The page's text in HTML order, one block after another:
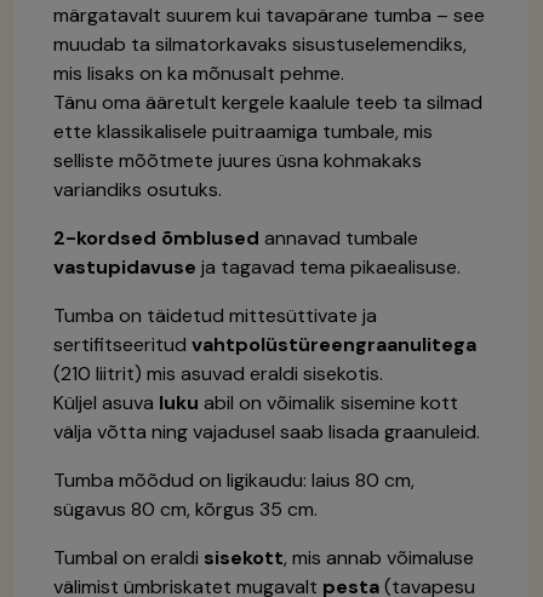
märgatavalt suurem kui tavapärane tumba – see
muudab ta silmatorkavaks sisustuselemendiks,
mis lisaks on ka mõnusalt pehme.
Tänu oma ääretult kergele kaalule teeb ta silmad
ette klassikalisele puitraamiga tumbale, mis
selliste mõõtmete juures üsna kohmakaks
variandiks osutuks.
2-kordsed õmblused annavad tumbale
vastupidavuse ja tagavad tema pikaealisuse.
Tumba on täidetud mittesüttivate ja
sertifitseeritud vahtpolüstüreengraanulitega
(210 liitrit) mis asuvad eraldi sisekotis.
Küljel asuva luku abil on võimalik sisemine kott
välja võtta ning vajadusel saab lisada graanuleid.
Tumba mõõdud on ligikaudu: laius 80 cm,
sügavus 80 cm, kõrgus 35 cm.
Tumbal on eraldi sisekott, mis annab võimaluse
välimist ümbriskatet mugavalt pesta(tavapesu